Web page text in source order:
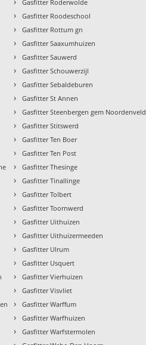
Gasfitter Roderwolde
› Gasfitter Roodeschool
› Gasfitter Rottum gn
› Gasfitter Saaxumhuizen
› Gasfitter Sauwerd
› Gasfitter Schouwerzijl
› Gasfitter Sebaldeburen
› Gasfitter St Annen
› Gasfitter Steenbergen gem Noordenveld
› Gasfitter Stitswerd
› Gasfitter Ten Boer
› Gasfitter Ten Post
› Gasfitter Thesinge
› Gasfitter Tinallinge
› Gasfitter Tolbert
› Gasfitter Toornwerd
› Gasfitter Uithuizen
› Gasfitter Uithuizermeeden
› Gasfitter Ulrum
› Gasfitter Usquert
› Gasfitter Vierhuizen
› Gasfitter Visvliet
› Gasfitter Warffum
› Gasfitter Warfhuizen
› Gasfitter Warfstermolen